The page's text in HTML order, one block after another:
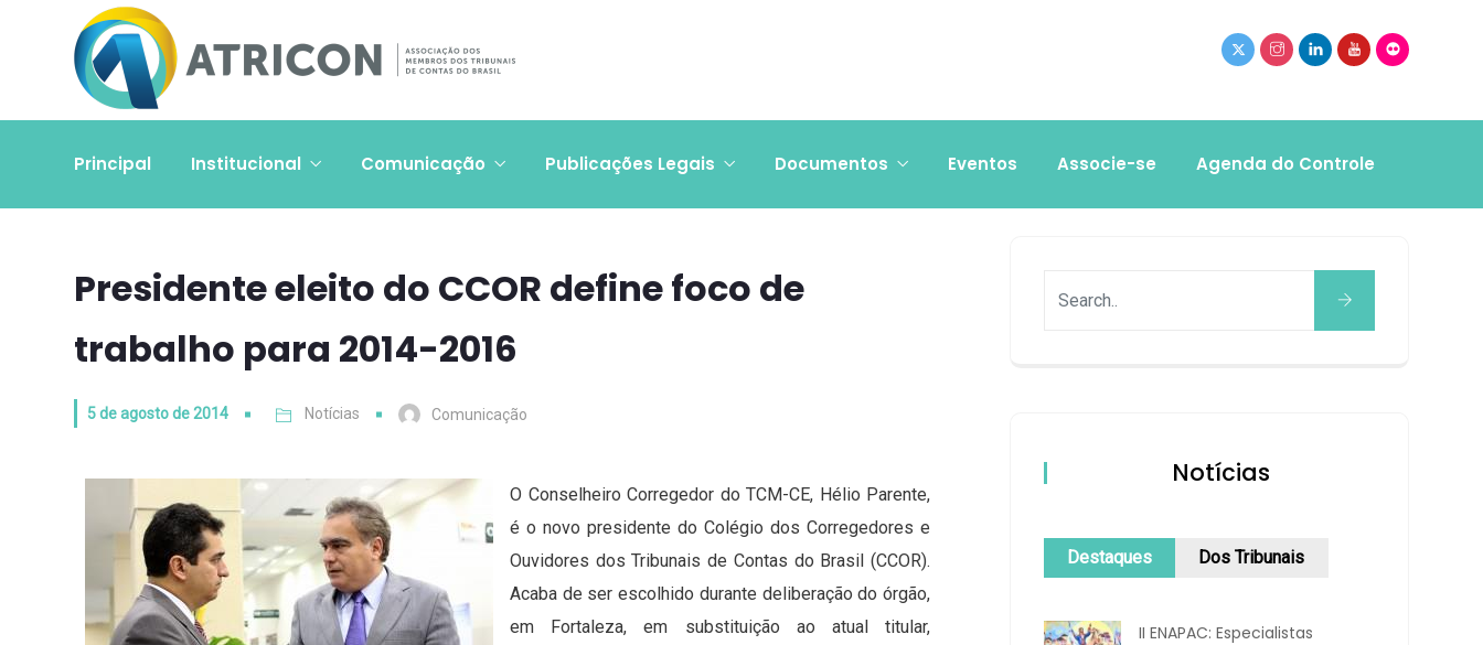
Principal Institucional Comunicação Publicações Legais Documentos Eventos Associe-se Agenda do Controle
Presidente eleito do CCOR define foco de
trabalho para 2014-2016
5 de agosto de 2014 Notícias Comunicação
O Conselheiro Corregedor do TCM-CE, Hélio Parente,
é o novo presidente do Colégio dos Corregedores e
Ouvidores dos Tribunais de Contas do Brasil (CCOR).
Acaba de ser escolhido durante deliberação do órgão,
em Fortaleza, em substituição ao atual titular,
Notícias
Destaques Dos Tribunais
II ENAPAC: Especialistas